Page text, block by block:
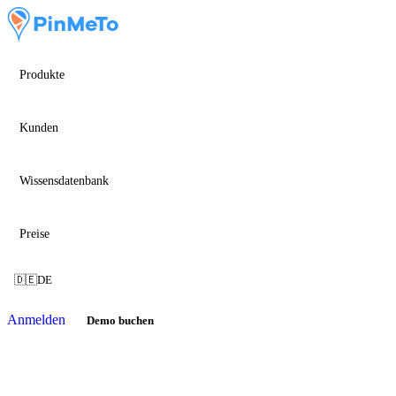
Produkte
Kunden
Wissensdatenbank
Preise
🇩🇪DE
Anmelden Demo buchen